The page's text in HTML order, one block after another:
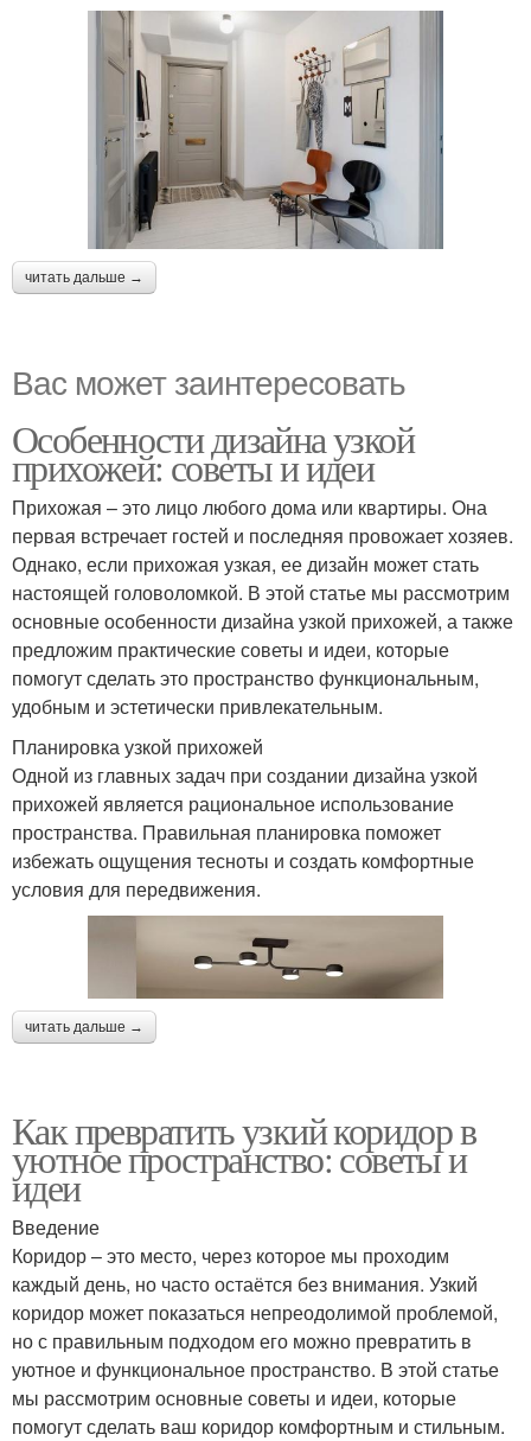
читать дальше →
Вас может заинтересовать
Особенности дизайна узкой
прихожей: советы и идеи
Прихожая – это лицо любого дома или квартиры. Она
первая встречает гостей и последняя провожает хозяев.
Однако, если прихожая узкая, ее дизайн может стать
настоящей головоломкой. В этой статье мы рассмотрим
основные особенности дизайна узкой прихожей, а также
предложим практические советы и идеи, которые
помогут сделать это пространство функциональным,
удобным и эстетически привлекательным.
Планировка узкой прихожей
Одной из главных задач при создании дизайна узкой
прихожей является рациональное использование
пространства. Правильная планировка поможет
избежать ощущения тесноты и создать комфортные
условия для передвижения.
читать дальше →
Как превратить узкий коридор в
уютное пространство: советы и
идеи
Введение
Коридор – это место, через которое мы проходим
каждый день, но часто остаётся без внимания. Узкий
коридор может показаться непреодолимой проблемой,
но с правильным подходом его можно превратить в
уютное и функциональное пространство. В этой статье
мы рассмотрим основные советы и идеи, которые
помогут сделать ваш коридор комфортным и стильным.